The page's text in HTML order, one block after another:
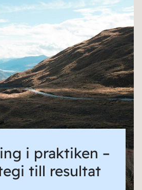
i praktiken –
till resultat